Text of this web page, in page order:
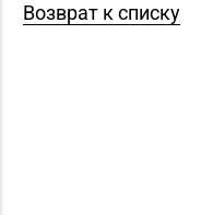
Возврат к списку